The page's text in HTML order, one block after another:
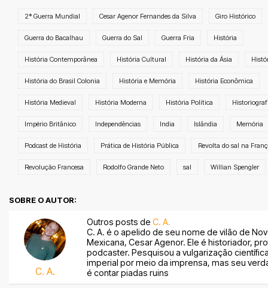
2ª Guerra Mundial Cesar Agenor Fernandes da Silva Giro Histórico
Guerra do Bacalhau Guerra do Sal Guerra Fria História
História Contemporânea História Cultural História da Ásia
História do Brasil Colonia História e Memória História Econômica
História Medieval História Moderna História Política
Império Britânico Independências India Islândia Memória
Podcast de História Prática de História Pública Revolta do sal na
Revolução Francesa Rodolfo Grande Neto sal Willian Spengler
SOBRE O AUTOR:
C. A.
Outros posts de C. A.
C. A. é o apelido de seu nome de vilão de
Mexicana, Cesar Agenor. Ele é historiador,
podcaster. Pesquisou a vulgarização
imperial por meio da imprensa, mas seu
é contar piadas ruins